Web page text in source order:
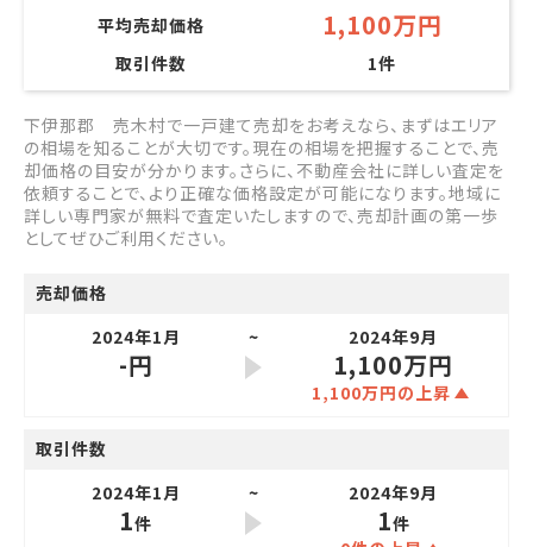
平均売却価格
1,100万円
取引件数 1件
下伊那郡 売木村で一戸建て売却をお考えなら、まずはエリア
の相場を知ることが大切です。現在の相場を把握することで、売
却価格の目安が分かります。さらに、不動産会社に詳しい査定を
依頼することで、より正確な価格設定が可能になります。地域に
詳しい専門家が無料で査定いたしますので、売却計画の第一歩
としてぜひご利用ください。
売却価格
2024年1月
-円
2024年9月
1,100万円
1,100万円の上昇
取引件数
2024年1月
1件
2024年9月
1件